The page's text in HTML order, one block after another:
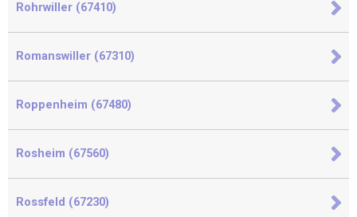
Rohrwiller (67410)
Romanswiller (67310)
Roppenheim (67480)
Rosheim (67560)
Rossfeld (67230)